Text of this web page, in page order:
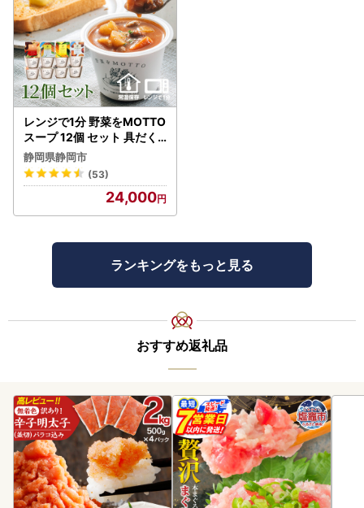
レンジで1分 野菜をMOTTO
スープ 12個 セット 具だく
さんスープ 朝食 惣菜 国産
野菜 常温保存
静岡県静岡市
(53)
24,000
ランキングをもっと見る
おすすめ返礼品